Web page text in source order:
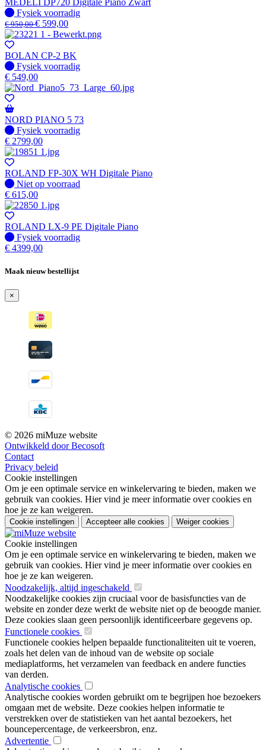
MEDELI DP720 Digitale Piano Zwart
Fysiek voorradig
Fysiek voorradig
€950,00€ 599,00
BOLAN CP-2 BK
Fysiek voorradig
Fysiek voorradig
€ 549,00
NORD PIANO 5 73
Fysiek voorradig
Fysiek voorradig
€ 2799,00
ROLAND FP-30X WH Digitale Piano
Fysiek voorradig
Niet op voorraad
€ 615,00
ROLAND LX-9 PE Digitale Piano
Fysiek voorradig
Fysiek voorradig
€ 4399,00
Maak nieuw bestellijst
×
© 2026 miMuze website
Ontwikkeld door Becosoft
Contact
Privacy beleid
Cookie instellingen
Om je een optimale service en winkelervaring te bieden, maken we
gebruik van cookies. Hier vind je meer informatie over cookies en
hoe je ze kan weigeren.
Cookie instellingen Accepteer alle cookies Weiger cookies
Cookie instellingen
Om je een optimale service en winkelervaring te bieden, maken we
gebruik van cookies. Hier vind je meer informatie over cookies en
hoe je ze kan weigeren.
Noodzakelijk, altijd ingeschakeld
Noodzakelijke cookies zijn cruciaal voor de basisfuncties van de
website en zonder deze werkt de website niet op de beoogde manier.
Deze cookies slaan geen persoonlijk identificeerbare gegevens op.
Functionele cookies
Functionele cookies helpen bepaalde functionaliteiten uit te voeren,
zoals het delen van de inhoud van de website op sociale
mediaplatforms, het verzamelen van feedback en andere functies
van derden.
Analytische cookies
Analytische cookies worden gebruikt om te begrijpen hoe bezoekers
omgaan met de website. Deze cookies helpen informatie te
verstrekken over de statistieken van het aantal bezoekers, het
bouncepercentage, de verkeersbron, enz.
Advertentie